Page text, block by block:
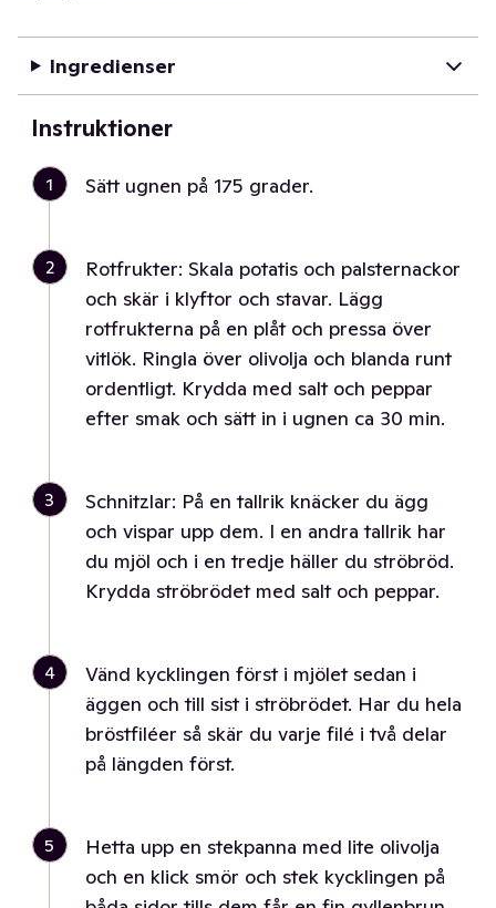
Ingredienser
Instruktioner
1 Sätt ugnen på 175 grader.
2
Rotfrukter: Skala potatis och palsternackor
och skär i klyftor och stavar. Lägg
rotfrukterna på en plåt och pressa över
vitlök. Ringla över olivolja och blanda runt
ordentligt. Krydda med salt och peppar
efter smak och sätt in i ugnen ca 30 min.
3
Schnitzlar: På en tallrik knäcker du ägg
och vispar upp dem. I en andra tallrik har
du mjöl och i en tredje häller du ströbröd.
Krydda ströbrödet med salt och peppar.
4
Vänd kycklingen först i mjölet sedan i
äggen och till sist i ströbrödet. Har du hela
bröstfiléer så skär du varje filé i två delar
på längden först.
5
Hetta upp en stekpanna med lite olivolja
och en klick smör och stek kycklingen på